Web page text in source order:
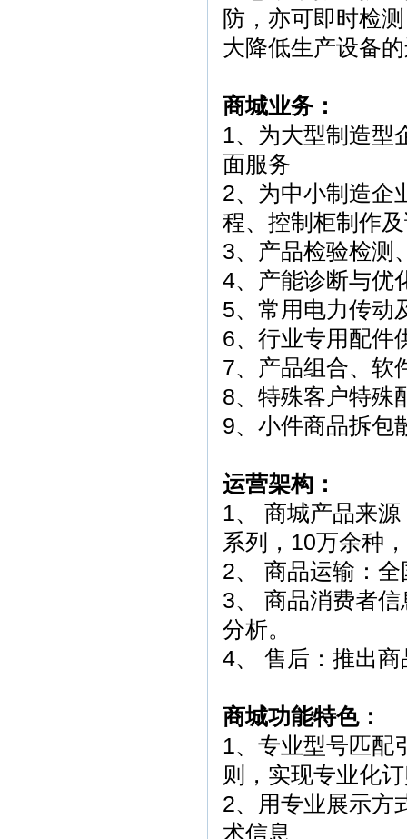
防，亦可即时检
大降低生产设备
商城业务：
1、为大型制造型
面服务
2、为中小制造企
程、控制柜制作
3、产品检验检测
4、产能诊断与优
5、常用电力传动
6、行业专用配件
7、产品组合、软
8、特殊客户特殊
9、小件商品拆包
运营架构：
1、 商城产品来
系列，10万余种
2、 商品运输：
3、 商品消费者
分析。
4、 售后：推出
商城功能特色：
1、专业型号匹配
则，实现专业化
2、用专业展示方
术信息